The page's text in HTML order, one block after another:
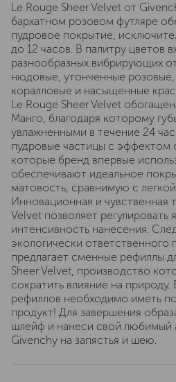
Le Rouge Sheer Velvet от
бархатном розовом футляре
пудровое покрытие,
до 12 часов. В палитру цветов
разнообразных вибрирующих
нюдовые, утонченные
коралловые и насыщенные
Le Rouge Sheer Velvet
Манго, благодаря которому
увлажненными в течение 24
пудровые частицы с эффектом
которые бренд впервые
обеспечивают идеальное
матовость, сравнимую с
Инновационная и чувственная
Velvet позволяет регулировать
интенсивность нанесения.
экологически ответственного
предлагает сменные рефиллы
Sheer Velvet, производство
сократить влияние на
рефиллов необходимо иметь
продукт! Для завершения
шлейф и нанеси свой любимый
Givenchy на запястья и шею.